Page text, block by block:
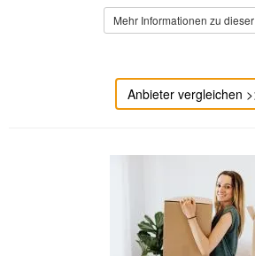
Mehr Informationen zu
Anbieter vergleichen